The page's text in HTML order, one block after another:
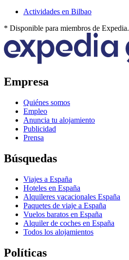
Actividades en Bilbao
* Disponible para miembros de Expedia.
Empresa
Quiénes somos
Empleo
Anuncia tu alojamiento
Publicidad
Prensa
Búsquedas
Viajes a España
Hoteles en España
Alquileres vacacionales España
Paquetes de viaje a España
Vuelos baratos en España
Alquiler de coches en España
Todos los alojamientos
Políticas